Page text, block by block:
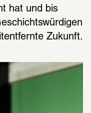
hat und bis
Zukunft.